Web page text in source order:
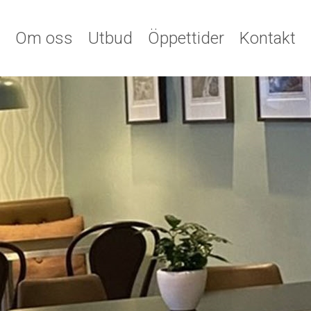
Om oss Utbud Öppettider Kontakt